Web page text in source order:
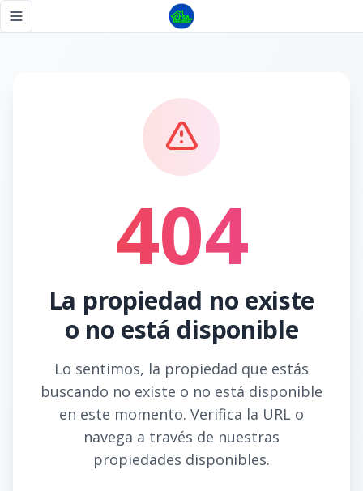
Toggle navigation menu
404
La propiedad no existe
o no está disponible
Lo sentimos, la propiedad que estás
buscando no existe o no está disponible
en este momento. Verifica la URL o
navega a través de nuestras
propiedades disponibles.
Página no encontrada - Tu Casa RD